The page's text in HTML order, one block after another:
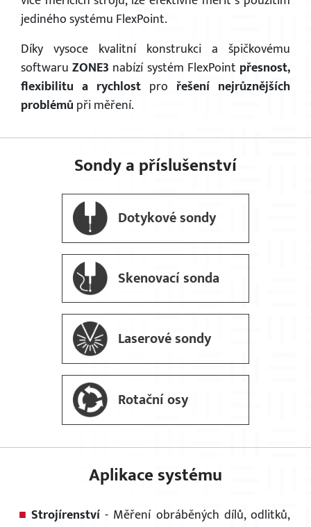
jediného systému FlexPoint.
Díky vysoce kvalitní konstrukci a špičkovému
softwaruZONE3 nabízí systém FlexPoint přesnost,
flexibilitu a rychlost pro řešení nejrůznějších
problémů při měření.
Sondy a příslušenství
Dotykové sondy
Skenovací sonda
Laserové sondy
Rotační osy
Aplikace systému
Strojírenství - Měření obráběných dílů, odlitků,